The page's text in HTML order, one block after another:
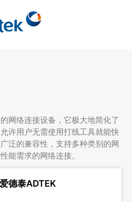
网络连接设备，它极大地简化了
许用户无需使用打线工具就能快
泛的兼容性，支持多种类别的网
能需求的网络连接。
德泰ADTEK